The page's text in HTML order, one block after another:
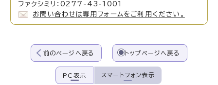
ファクシミリ：0277-43-1001
お問い合わせは専用フォームをご利用ください。
前のページへ戻る トップページへ戻る
PC表示 スマートフォン表示